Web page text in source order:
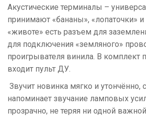
Акустические терминалы –
принимают «бананы», «лопаточки»
«животе» есть разъем для
для подключения «земляного»
проигрывателя винила. В комплект
входит пульт ДУ.
Звучит новинка мягко и утончённо,
напоминает звучание ламповых
прозрачно, не теряя ни одной